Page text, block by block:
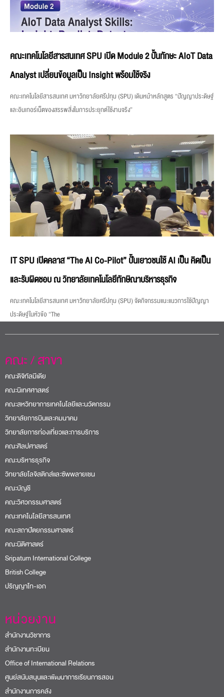
คณะเทคโนโลยีสารสนเทศ SPU เปิด Module 2 ปั้นทักษะ AIoT Data
Analyst เปลี่ยนข้อมูลเป็น Insight พร้อมใช้จริง
คณะเทคโนโลยีสารสนเทศ มหาวิทยาลัยศรีปทุม (SPU) เดินหน้าหลักสูตร “ปัญญาประดิษฐ์
และอินเทอร์เน็ตของสรรพสิ่งในการประยุกต์ใช้งานจริง”
IT SPU เปิดคลาส “The AI Co-Pilot” ปั้นเยาวชนใช้ AI เป็น คิดเป็น
และรับผิดชอบ ณ วิทยาลัยเทคโนโลยีทักษิณาบริหารธุรกิจ
คณะเทคโนโลยีสารสนเทศ มหาวิทยาลัยศรีปทุม (SPU) จัดกิจกรรมแนะแนวการใช้ปัญญา
ประดิษฐ์ในหัวข้อ “The
คณะ / สาขา
คณะดิจิทัลมีเดีย
คณะนิเทศศาสตร์
คณะสหวิทยาการเทคโนโลยีและนวัตกรรม
วิทยาลัยการบินและคมนาคม
วิทยาลัยการท่องเที่ยวและการบริการ
คณะศิลปศาสตร์
คณะบริหารธุรกิจ
วิทยาลัยโลจิสติกส์และซัพพลายเชน
คณะบัญชี
คณะวิศวกรรมศาสตร์
คณะเทคโนโลยีสารสนเทศ
คณะสถาปัตยกรรมศาสตร์
คณะนิติศาสตร์
Sripatum International College
British College
ปริญญาโท-เอก
หน่วยงาน
สำนักงานวิชาการ
สำนักงานทะเบียน
Office of International Relations
ศูนย์สนับสนุนและพัฒนาการเรียนการสอน
สำนักงานการคลัง